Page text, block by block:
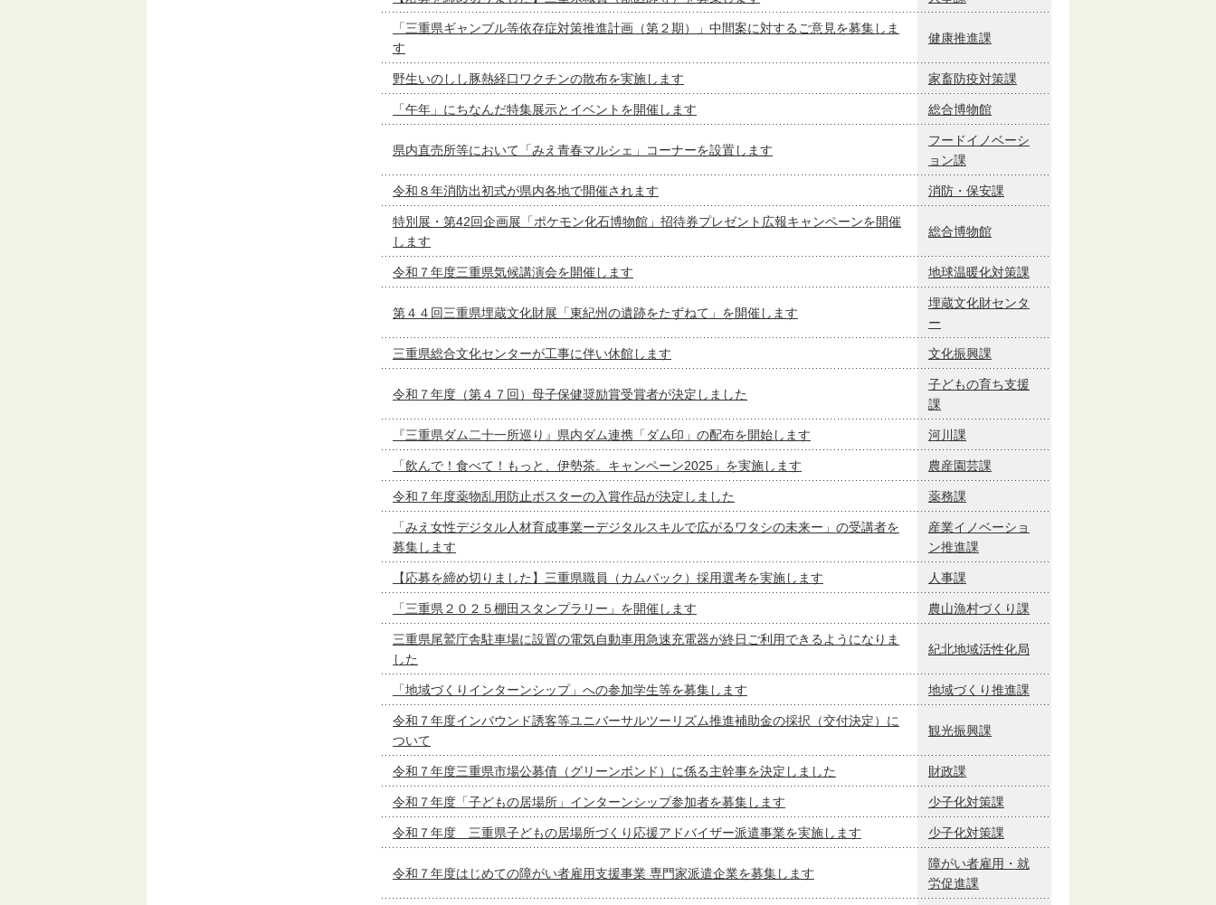
「三重県ギャンブル等依存症対策推進計画（第２期）」中間案に対するご意見を募集しま
す
健康推進課
野生いのしし豚熱経口ワクチンの散布を実施します 家畜防疫対策課
「午年」にちなんだ特集展示とイベントを開催します 総合博物館
県内直売所等において「みえ青春マルシェ」コーナーを設置します
フードイノベーシ
ョン課
令和８年消防出初式が県内各地で開催されます 消防・保安課
特別展・第42回企画展「ポケモン化石博物館」招待券プレゼント広報キャンペーンを開催
します
総合博物館
令和７年度三重県気候講演会を開催します 地球温暖化対策課
第４４回三重県埋蔵文化財展「東紀州の遺跡をたずねて」を開催します
埋蔵文化財センタ
ー
三重県総合文化センターが工事に伴い休館します 文化振興課
令和７年度（第４７回）母子保健奨励賞受賞者が決定しました
子どもの育ち支援
課
『三重県ダム二十一所巡り』県内ダム連携「ダム印」の配布を開始します 河川課
「飲んで！食べて！もっと、伊勢茶。キャンペーン2025」を実施します 農産園芸課
令和７年度薬物乱用防止ポスターの入賞作品が決定しました 薬務課
「みえ女性デジタル人材育成事業ーデジタルスキルで広がるワタシの未来ー」の受講者を
募集します
産業イノベーショ
ン推進課
【応募を締め切りました】三重県職員（カムバック）採用選考を実施します 人事課
「三重県２０２５棚田スタンプラリー」を開催します 農山漁村づくり課
三重県尾鷲庁舎駐車場に設置の電気自動車用急速充電器が終日ご利用できるようになりま
した
紀北地域活性化局
「地域づくりインターンシップ」への参加学生等を募集します 地域づくり推進課
令和７年度インバウンド誘客等ユニバーサルツーリズム推進補助金の採択（交付決定）に
ついて
観光振興課
令和７年度三重県市場公募債（グリーンボンド）に係る主幹事を決定しました 財政課
令和７年度「子どもの居場所」インターンシップ参加者を募集します 少子化対策課
令和７年度 三重県子どもの居場所づくり応援アドバイザー派遣事業を実施します 少子化対策課
令和７年度はじめての障がい者雇用支援事業 専門家派遣企業を募集します
障がい者雇用・就
労促進課